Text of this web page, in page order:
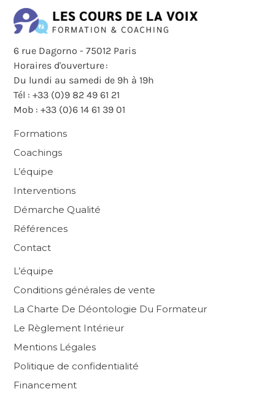
6 rue Dagorno - 75012 Paris
Horaires d'ouverture :
Du lundi au samedi de 9h à 19h
Tél : +33 (0)9 82 49 61 21
Mob : +33 (0)6 14 61 39 01
Formations
Coachings
L’équipe
Interventions
Démarche Qualité
Références
Contact
L’équipe
Conditions générales de vente
La Charte De Déontologie Du Formateur
Le Règlement Intérieur
Mentions Légales
Politique de confidentialité
Financement